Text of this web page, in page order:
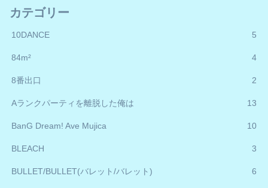
カテゴリー
10DANCE 5
84m² 4
8番出口 2
Aランクパーティを離脱した俺は 13
BanG Dream! Ave Mujica 10
BLEACH 3
BULLET/BULLET(バレット/バレット) 6